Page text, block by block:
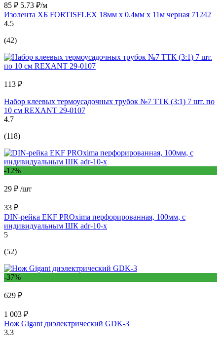
85 ₽ 5.73 ₽/м
Изолента ХБ FORTISFLEX 18мм х 0.4мм х 11м черная 71242
4.5
(42)
113 ₽
Набор клеевых термоусадочных трубок №7 ТТК (3:1) 7 шт. по
10 см REXANT 29-0107
4.7
(118)
-12%
29 ₽ /шт
33 ₽
DIN-рейка EKF PROxima перфорированная, 100мм, с
индивидуальным ШК adr-10-x
5
(52)
-37%
629 ₽
1 003 ₽
Нож Gigant диэлектрический GDK-3
3.3